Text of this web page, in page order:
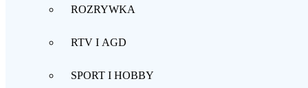
ROZRYWKA
RTV I AGD
SPORT I HOBBY